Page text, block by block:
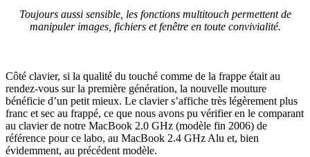
Toujours aussi sensible, les fonctions multitouch permettent de
manipuler images, fichiers et fenêtre en toute convivialité.
Côté clavier, si la qualité du touché comme de la frappe était au
rendez-vous sur la première génération, la nouvelle mouture
bénéficie d’un petit mieux. Le clavier s’affiche très légèrement plus
franc et sec au frappé, ce que nous avons pu vérifier en le comparant
au clavier de notre MacBook 2.0 GHz (modèle fin 2006) de
référence pour ce labo, au MacBook 2.4 GHz Alu et, bien
évidemment, au précédent modèle.